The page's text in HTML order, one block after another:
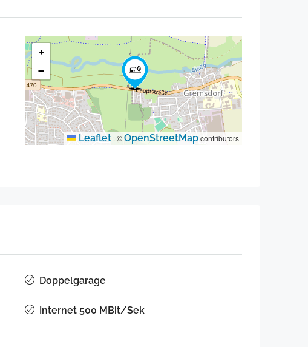
+
−
Leaflet | ©OpenStreetMapcontributors
Doppelgarage
Internet 500 MBit/Sek